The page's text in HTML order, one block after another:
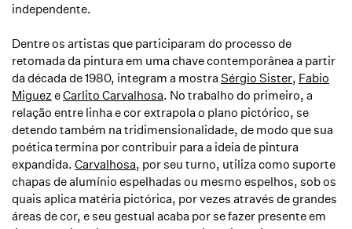
independente.
Dentre os artistas que participaram do processo de
retomada da pintura em uma chave contemporânea a partir
da década de 1980, integram a mostraSérgio Sister, Fabio
Miguez eCarlito Carvalhosa. No trabalho do primeiro, a
relação entre linha e cor extrapola o plano pictórico, se
detendo também na tridimensionalidade, de modo que sua
poética termina por contribuir para a ideia de pintura
expandida. Carvalhosa, por seu turno, utiliza como suporte
chapas de alumínio espelhadas ou mesmo espelhos, sob os
quais aplica matéria pictórica, por vezes através de grandes
áreas de cor, e seu gestual acaba por se fazer presente em